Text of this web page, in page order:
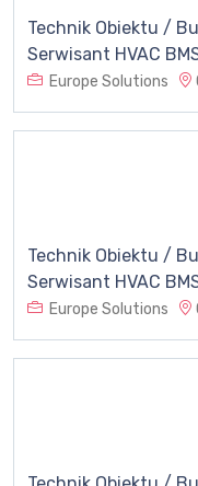
Technik Obiektu /
Serwisant HVAC
Europe Solutions
Technik Obiektu /
Serwisant HVAC
Europe Solutions